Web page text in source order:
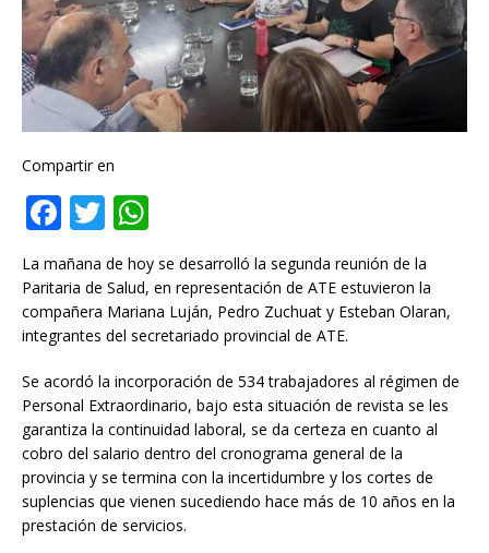
Compartir en
F
a
c
e
b
o
o
k
T
w
it
te
r
at
s
A
p
p
La mañana de hoy se desarrolló la segunda reunión de la
Paritaria de Salud, en representación de ATE estuvieron la
compañera Mariana Luján, Pedro Zuchuat y Esteban Olaran,
integrantes del secretariado provincial de ATE.
Se acordó la incorporación de 534 trabajadores al régimen de
Personal Extraordinario, bajo esta situación de revista se les
garantiza la continuidad laboral, se da certeza en cuanto al
cobro del salario dentro del cronograma general de la
provincia y se termina con la incertidumbre y los cortes de
suplencias que vienen sucediendo hace más de 10 años en la
prestación de servicios.